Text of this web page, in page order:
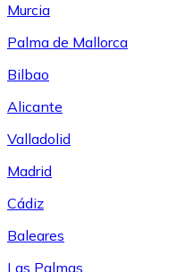
Murcia
Palma de Mallorca
Bilbao
Alicante
Valladolid
Madrid
Cádiz
Baleares
Las Palmas